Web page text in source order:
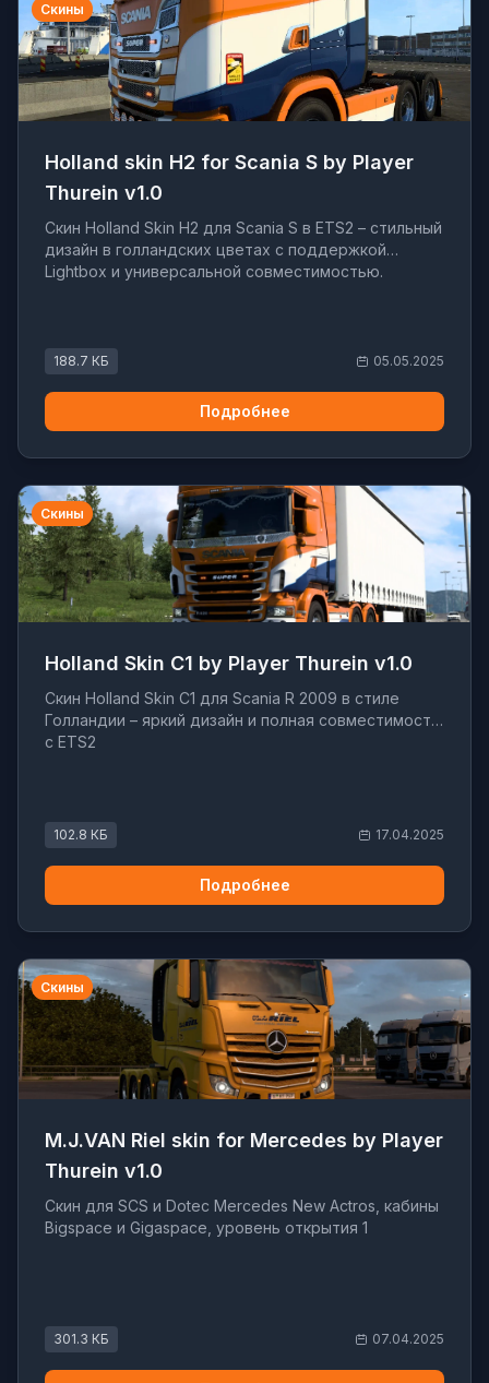
Скины
Holland skin H2 for Scania S by Player
Thurein v1.0
Скин Holland Skin H2 для Scania S в ETS2 – стильный
дизайн в голландских цветах с поддержкой
Lightbox и универсальной совместимостью.
188.7 КБ 05.05.2025
Подробнее
Скины
Holland Skin C1 by Player Thurein v1.0
Скин Holland Skin C1 для Scania R 2009 в стиле
Голландии – яркий дизайн и полная совместимость
с ETS2
102.8 КБ 17.04.2025
Подробнее
Скины
M.J.VAN Riel skin for Mercedes by Player
Thurein v1.0
Скин для SCS и Dotec Mercedes New Actros, кабины
Bigspace и Gigaspace, уровень открытия 1
301.3 КБ 07.04.2025